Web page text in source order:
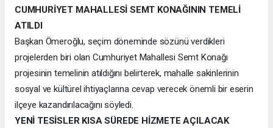
CUMHURİYET MAHALLESİ SEMT KONAĞININ TEMELİ
ATILDI
Başkan Ömeroğlu, seçim döneminde sözünü verdikleri
projelerden biri olan Cumhuriyet Mahallesi Semt Konağı
projesinin temelinin atıldığını belirterek, mahalle sakinlerinin
sosyal ve kültürel ihtiyaçlarına cevap verecek önemli bir eserin
ilçeye kazandırılacağını söyledi.
YENİ TESİSLER KISA SÜREDE HİZMETE AÇILACAK